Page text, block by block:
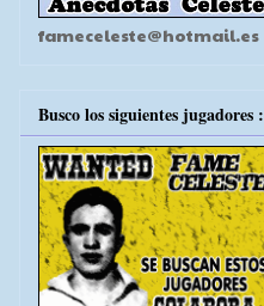
fameceleste@hotmail.es
Busco los siguientes jugadores :